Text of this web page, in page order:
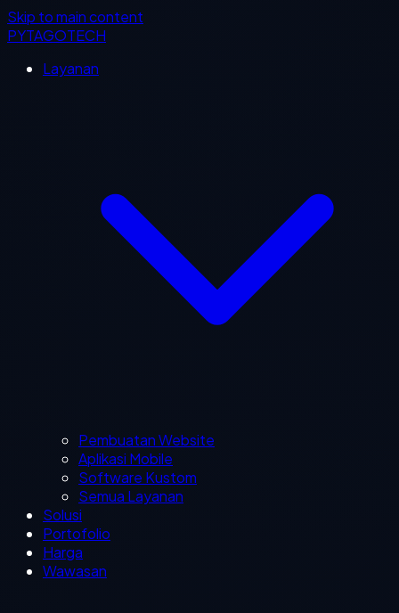
Skip to main content
PYTAGOTECH
Layanan
Pembuatan Website
Aplikasi Mobile
Software Kustom
Semua Layanan
Solusi
Portofolio
Harga
Wawasan